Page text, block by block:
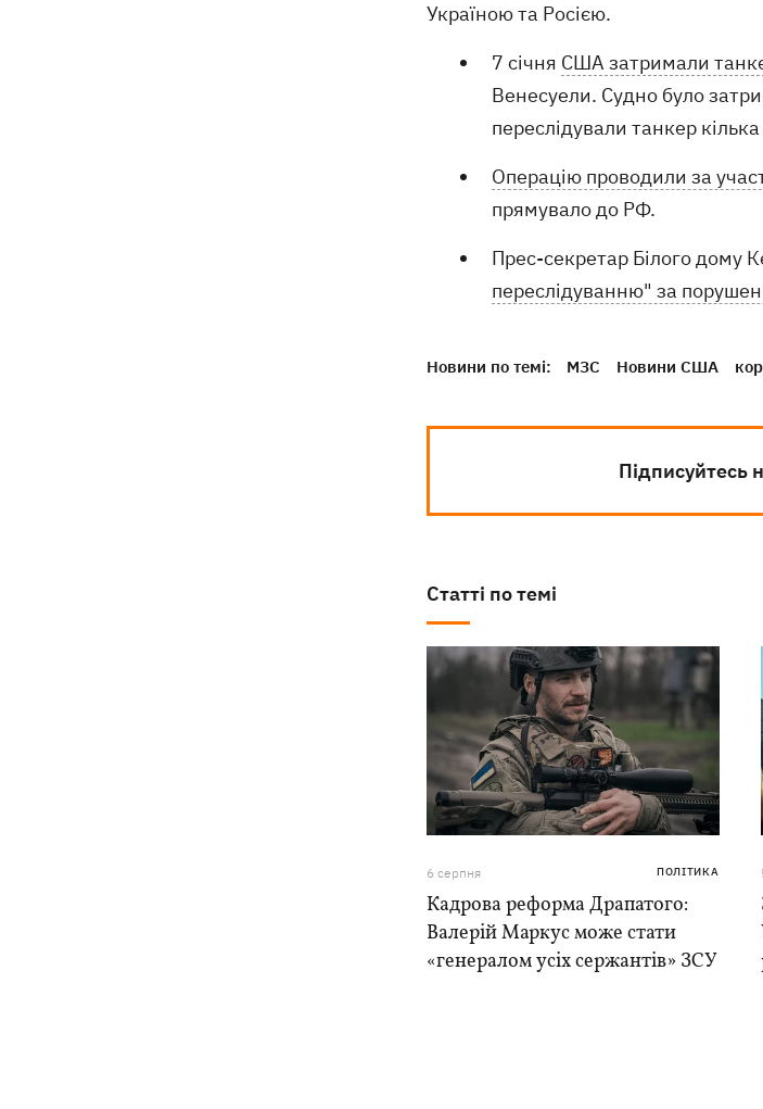
Україною та Росією.
7 січня США затримали
Венесуели. Судно було
переслідували танкер кілька
Операцію проводили за
прямувало до РФ.
Прес-секретар Білого дому
переслідуванню" за
Новини по темі: МЗС Новини США
Підписуйтесь
Статті по темі
6 серпня ПОЛІТИКА
Кадрова реформа Драпатого:
Валерій Маркус може стати
«генералом усіх сержантів» ЗСУ